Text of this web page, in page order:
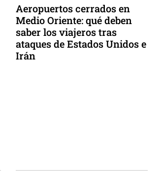
Aeropuertos cerrados en
Medio Oriente: qué deben
saber los viajeros tras
ataques de Estados Unidos e
Irán